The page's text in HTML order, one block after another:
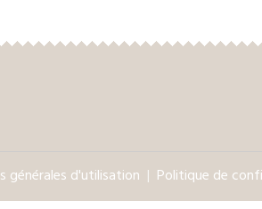
générales d'utilisation Politique de